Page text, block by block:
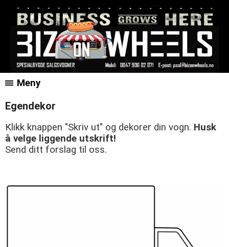
Meny
Egendekor
Klikk knappen "Skriv ut" og dekorer din vogn. Husk
å velge liggende utskrift!
Send ditt forslag til oss.